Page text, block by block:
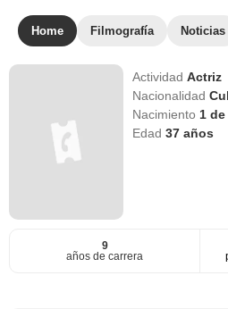
Home Filmografía Noticias
ActividadActriz
Nacionalidad
Nacimiento 1
Edad37 años
9
años de carrera